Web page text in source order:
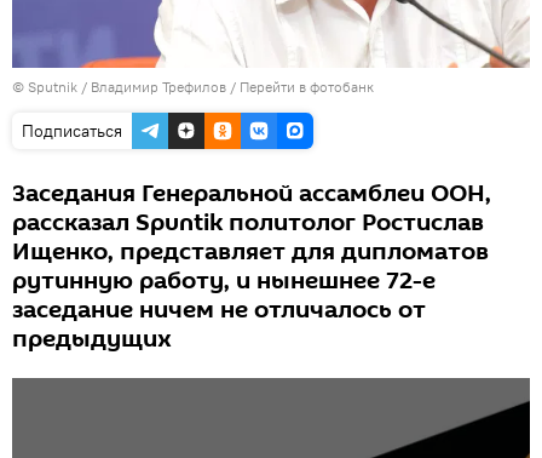
© Sputnik / Владимир Трефилов / Перейти в фотобанк
Подписаться
Заседания Генеральной ассамблеи ООН,
рассказал Spuntik политолог Ростислав
Ищенко, представляет для дипломатов
рутинную работу, и нынешнее 72-е
заседание ничем не отличалось от
предыдущих